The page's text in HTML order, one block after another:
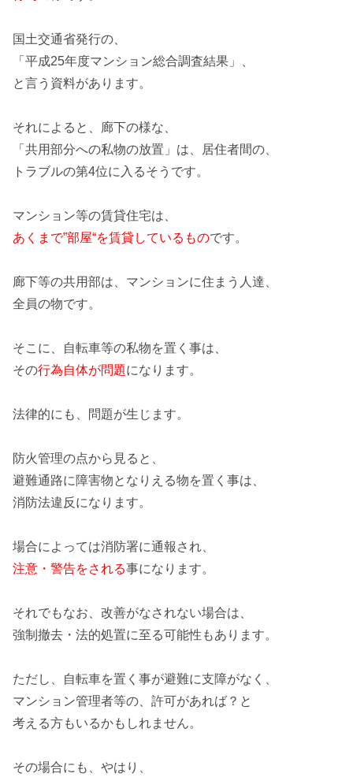
国土交通省発行の、
「平成25年度マンション総合調査結果」
と言う資料があります。
それによると、廊下の様な、
「共用部分への私物の放置」 は、居住者間の、
トラブルの第4位に入るそうです。
マンション等の賃貸住宅は、
あくまで”部屋“を賃貸しているものです。
廊下等の共用部は、マンションに住まう人達、
全員の物です。
そこに、 自転車等の私物を置く事は、
その行為自体が問題になります。
法律的にも、問題が生じます。
防火管理の点から見ると、
避難通路に障害物となりえる物を置く事は、
消防法違反 になります。
場合によっては消防署に通報され、
注意・警告をされる事になります。
それでもなお、改善がなされない場合は、
強制撤去・法的処置に至る可能性もあります。
ただし、 自転車を置く事が避難に支障がなく、
マンション管理者等の、許可があれば？と
考える方もいるかもしれません。
その場合にも、やはり、